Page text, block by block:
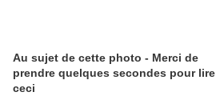
Au sujet de cette photo - Merci de
prendre quelques secondes pour lire
ceci